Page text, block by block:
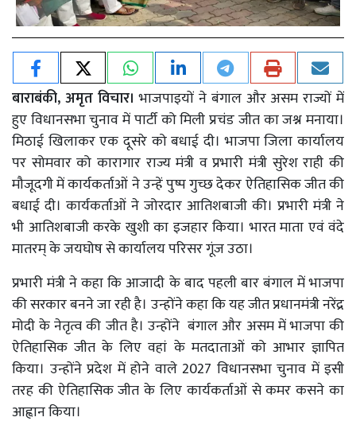
बाराबंकी, अमृत विचार। भाजपाइयों ने बंगाल और असम राज्यों में
हुए विधानसभा चुनाव में पार्टी को मिली प्रचंड जीत का जश्न मनाया।
मिठाई खिलाकर एक दूसरे को बधाई दी। भाजपा जिला कार्यालय
पर सोमवार को कारागार राज्य मंत्री व प्रभारी मंत्री सुरेश राही की
मौजूदगी में कार्यकर्ताओं ने उन्हें पुष्प गुच्छ देकर ऐतिहासिक जीत की
बधाई दी। कार्यकर्ताओं ने जोरदार आतिशबाजी की। प्रभारी मंत्री ने
भी आतिशबाजी करके खुशी का इजहार किया। भारत माता एवं वंदे
मातरम् के जयघोष से कार्यालय परिसर गूंज उठा।
प्रभारी मंत्री ने कहा कि आजादी के बाद पहली बार बंगाल में भाजपा
की सरकार बनने जा रही है। उन्होंने कहा कि यह जीत प्रधानमंत्री नरेंद्र
मोदी के नेतृत्व की जीत है। उन्होंने बंगाल और असम में भाजपा की
ऐतिहासिक जीत के लिए वहां के मतदाताओं को आभार ज्ञापित
किया। उन्होंने प्रदेश में होने वाले 2027 विधानसभा चुनाव में इसी
तरह की ऐतिहासिक जीत के लिए कार्यकर्ताओं से कमर कसने का
आह्वान किया।